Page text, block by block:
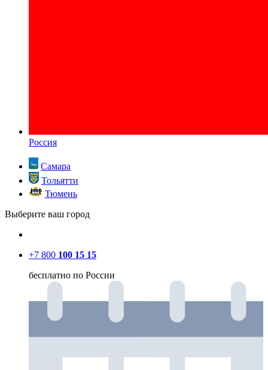
Россия
Самара
Тольятти
Тюмень
Выберите ваш город
+7 800 100 15 15
бесплатно по России